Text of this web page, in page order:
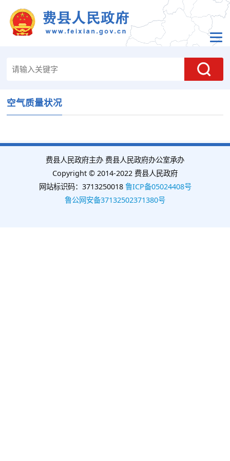
空气质量状况
费县人民政府主办 费县人民政府办公室承办
Copyright © 2014-2022 费县人民政府
网站标识码：3713250018 鲁ICP备05024408号
鲁公网安备37132502371380号